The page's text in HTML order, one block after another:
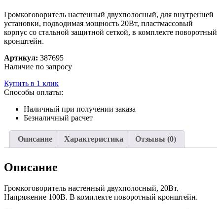
Громкоговоритель настенный двухполосный, для внутренней
установки, подводимая мощность 20Вт, пластмассовый
корпус со стальной защитной сеткой, в комплекте поворотный
кронштейн.
Артикул: 387695
Наличие по запросу
Купить в 1 клик
Способы оплаты:
Наличный при получении заказа
Безналичный расчет
Описание Характеристика Отзывы (0)
Описание
Громкоговоритель настенный двухполосный, 20Вт.
Напряжение 100В. В комплекте поворотный кронштейн.